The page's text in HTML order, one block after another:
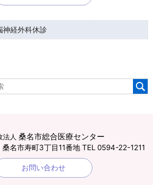
経外科休診
法人 桑名市総合医療センター
名市寿町3丁目11番地 TEL 0594-22-1211
お問い合わせ